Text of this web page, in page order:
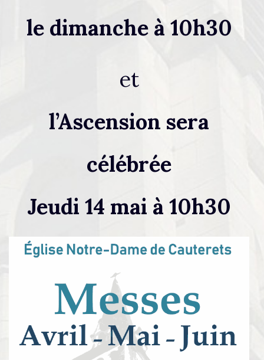
le dimanche à 10h30
et
l’Ascension sera
célébrée
Jeudi 14 mai à 10h30